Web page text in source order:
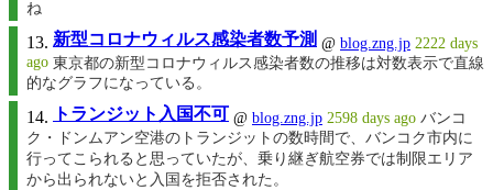
ね
新型コロナウィルス感染者数予測 @ blog.zng.jp 2222 days
ago 東京都の新型コロナウィルス感染者数の推移は対数表示で直線
的なグラフになっている。
トランジット入国不可 @ blog.zng.jp 2598 days ago バンコ
ク・ドンムアン空港のトランジットの数時間で、バンコク市内に
行ってこられると思っていたが、乗り継ぎ航空券では制限エリア
から出られないと入国を拒否された。